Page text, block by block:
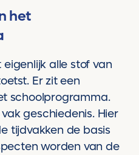
het
alle stof van
Er zit een
schoolprogramma.
geschiedenis. Hier
tijdvakken de basis
worden van de